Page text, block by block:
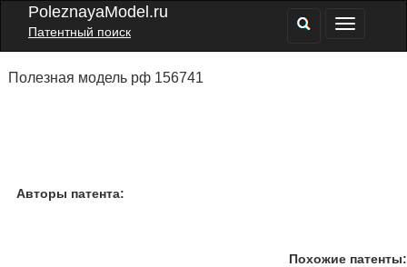
PoleznayaModel.ru
Патентный поиск
Полезная модель рф 156741
Авторы патента:
Похожие патенты: